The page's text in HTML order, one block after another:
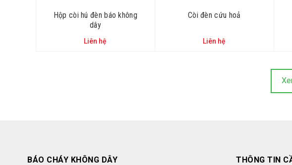
Hộp còi hú đèn báo không
dây
Liên hệ
Còi đèn cứu hoả
Liên hệ
BÁO CHÁY KHÔNG DÂY
THÔNG TIN